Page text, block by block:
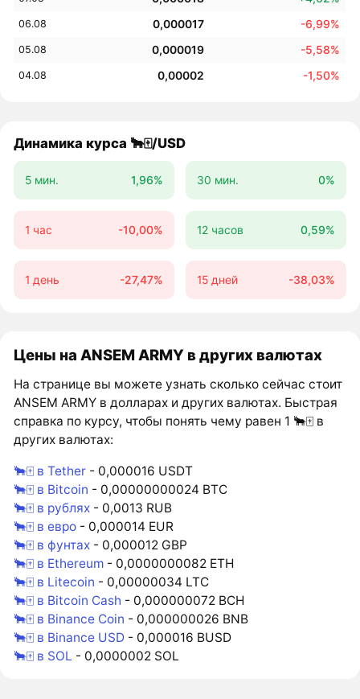
06.08 0,000017 -6,99%
05.08 0,000019 -5,58%
04.08 0,00002 -1,50%
Динамика курса 🐂🀄️/USD
5 мин. 1,96% 30 мин. 0%
1 час -10,00% 12 часов 0,59%
1 день -27,47% 15 дней -38,03%
Цены на ANSEM ARMY в других валютах
На странице вы можете узнать сколько сейчас стоит
ANSEM ARMY в долларах и других валютах. Быстрая
справка по курсу, чтобы понять чему равен 1 🐂🀄️ в
других валютах:
🐂🀄️ в Tether - 0,000016 USDT
🐂🀄️ в Bitcoin - 0,00000000024 BTC
🐂🀄️ в рублях - 0,0013 RUB
🐂🀄️ в евро - 0,000014 EUR
🐂🀄️ в фунтах - 0,000012 GBP
🐂🀄️ в Ethereum - 0,0000000082 ETH
🐂🀄️ в Litecoin - 0,00000034 LTC
🐂🀄️ в Bitcoin Cash - 0,000000072 BCH
🐂🀄️ в Binance Coin - 0,000000026 BNB
🐂🀄️ в Binance USD - 0,000016 BUSD
🐂🀄️ в SOL - 0,0000002 SOL